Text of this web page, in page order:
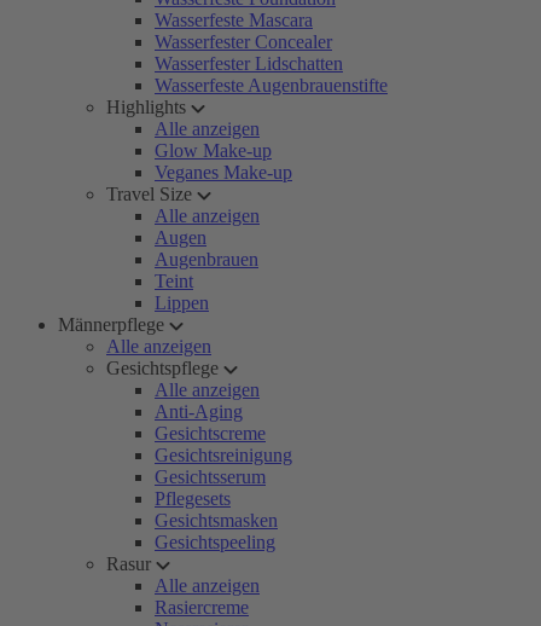
Wasserfeste Mascara
Wasserfester Concealer
Wasserfester Lidschatten
Wasserfeste Augenbrauenstifte
Highlights
Alle anzeigen
Glow Make-up
Veganes Make-up
Travel Size
Alle anzeigen
Augen
Augenbrauen
Teint
Lippen
Männerpflege
Alle anzeigen
Gesichtspflege
Alle anzeigen
Anti-Aging
Gesichtscreme
Gesichtsreinigung
Gesichtsserum
Pflegesets
Gesichtsmasken
Gesichtspeeling
Rasur
Alle anzeigen
Rasiercreme